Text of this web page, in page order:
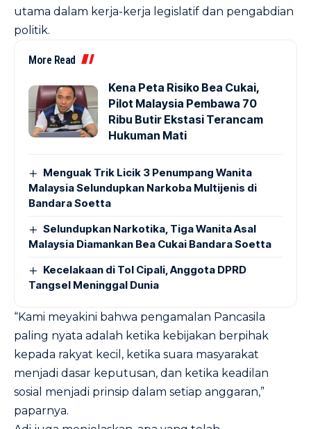
utama dalam kerja-kerja legislatif dan pengabdian
politik.
More Read
Kena Peta Risiko Bea Cukai,
Pilot Malaysia Pembawa 70
Ribu Butir Ekstasi Terancam
Hukuman Mati
Menguak Trik Licik 3 Penumpang Wanita
Malaysia Selundupkan Narkoba Multijenis di
Bandara Soetta
Selundupkan Narkotika, Tiga Wanita Asal
Malaysia Diamankan Bea Cukai Bandara Soetta
Kecelakaan di Tol Cipali, Anggota DPRD
Tangsel Meninggal Dunia
“Kami meyakini bahwa pengamalan Pancasila
paling nyata adalah ketika kebijakan berpihak
kepada rakyat kecil, ketika suara masyarakat
menjadi dasar keputusan, dan ketika keadilan
sosial menjadi prinsip dalam setiap anggaran,”
paparnya.